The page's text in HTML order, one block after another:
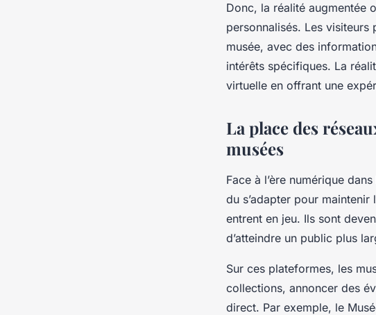
Donc, la réalité augmentée
personnalisés. Les
musée, avec des
intérêts spécifiques. La
virtuelle en offrant une
La place des
musées
Face à l’ère numérique
du s’adapter pour
entrent en jeu. Ils sont
d’atteindre un public plus
Sur ces plateformes, les
collections, annoncer des
direct. Par exemple, le